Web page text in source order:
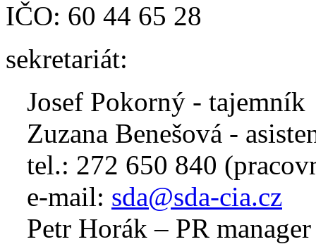
IČO: 60 44 65 28
sekretariát:
Josef Pokorný - tajemník
Zuzana Benešová -
tel.: 272 650 840
e-mail: sda@sda-cia.cz
Petr Horák – PR manager